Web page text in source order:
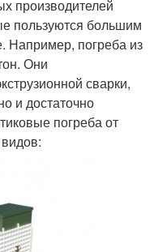
производителей
пользуются большим
Например, погреба из
Они
сварки,
и достаточно
погреба от